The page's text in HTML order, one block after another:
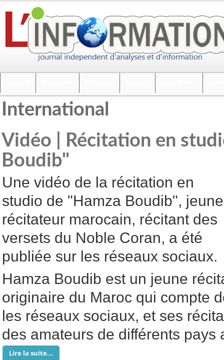
International
Vidéo | Récitation en
Boudib"
Une vidéo de la récitation en
studio de "Hamza Boudib", jeune
récitateur marocain, récitant des
versets du Noble Coran, a été
publiée sur les réseaux sociaux.
Hamza Boudib est un jeune
originaire du Maroc qui compte
les réseaux sociaux, et ses
des amateurs de différents pays
Lire la suite...